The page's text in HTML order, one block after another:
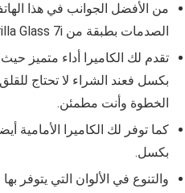
من الأفضل الجوانب في هذا
الصدمات بطبقة من Glass 7i.
بكسل فعند الشراء لا تحتاج
الخطوة وأنت مطمئن.
بكسل.
والتنوع في الألوان التي يتوفر